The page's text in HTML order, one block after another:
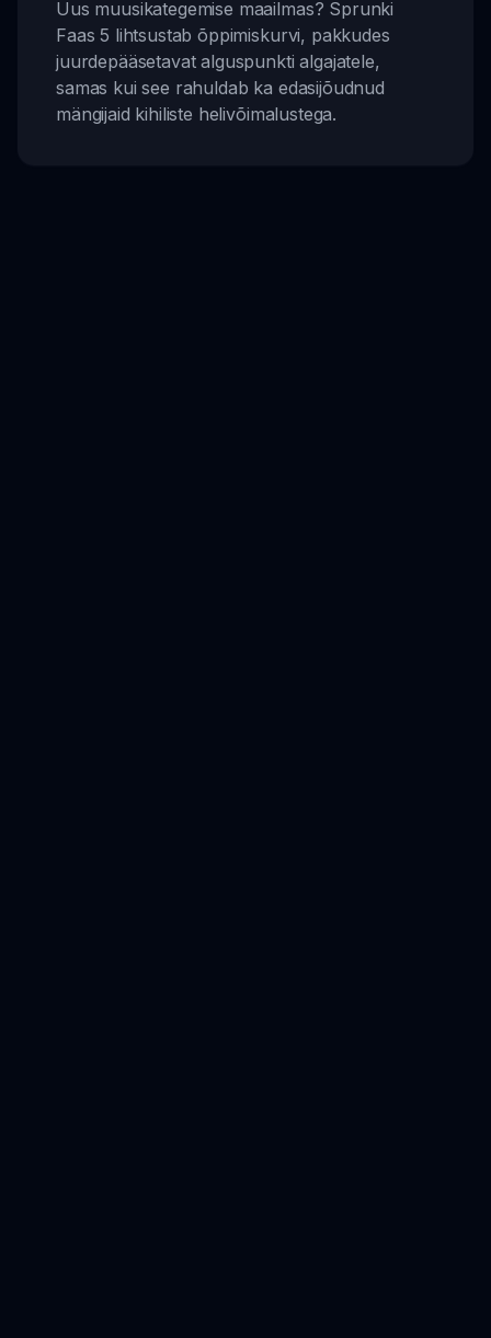
Uus muusikategemise maailmas? Sprunki
Faas 5 lihtsustab õppimiskurvi, pakkudes
juurdepääsetavat alguspunkti algajatele,
samas kui see rahuldab ka edasijõudnud
mängijaid kihiliste helivõimalustega.